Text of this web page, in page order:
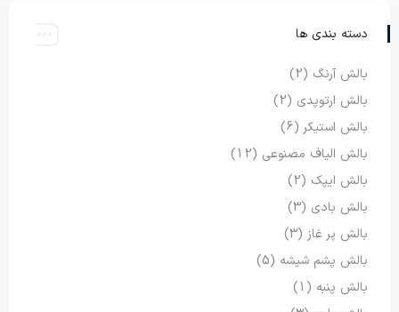
دسته بندی ها
بالش آرنگ (2)
بالش ارتوپدی (2)
بالش استیکر (6)
بالش الیاف مصنوعی (12)
بالش ایپک (2)
بالش بادی (3)
بالش پر غاز (3)
بالش پشم شیشه (5)
بالش پنبه (1)